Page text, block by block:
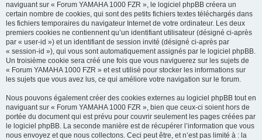
naviguant sur « Forum YAMAHA 1000 FZR », le logiciel phpBB créera un
certain nombre de cookies, qui sont des petits fichiers textes téléchargés dans
les fichiers temporaires du navigateur Internet de votre ordinateur. Les deux
premiers cookies ne contiennent qu’un identifiant utilisateur (désigné ci-après
par « user-id ») et un identifiant de session invité (désigné ci-après par
« session-id »), qui vous sont automatiquement assignés par le logiciel phpBB.
Un troisième cookie sera créé une fois que vous naviguerez sur les sujets de
« Forum YAMAHA 1000 FZR » et est utilisé pour stocker les informations sur
les sujets que vous avez lus, ce qui améliore votre navigation sur le forum.
Nous pouvons également créer des cookies externes au logiciel phpBB tout en
naviguant sur « Forum YAMAHA 1000 FZR », bien que ceux-ci soient hors de
portée du document qui est prévu pour couvrir seulement les pages créées par
le logiciel phpBB. La seconde manière est de récupérer l’information que vous
nous envoyez et que nous collectons. Ceci peut être, et n’est pas limité à : la